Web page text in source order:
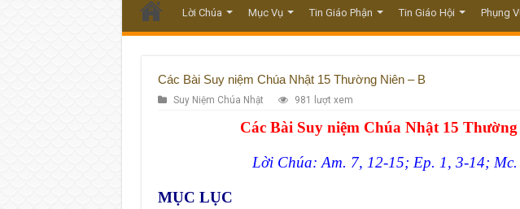
Lời Chúa Mục Vụ Tin Giáo Phận Tin Giáo Hội Phụng
Các Bài Suy niệm Chúa Nhật 15 Thường Niên – B
Suy Niệm Chúa Nhật 981 lượt xem
Các Bài Suy niệm Chúa Nhật 15 Thườ
Lời Chúa: Am. 7, 12-15; Ep. 1, 3-14;
MỤC LỤC